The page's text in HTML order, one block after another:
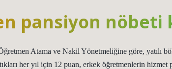
pansiyon nöbeti
Atama ve Nakil Yönetmeliğine göre, yatılı
her yıl için 12 puan, erkek öğretmenlerin